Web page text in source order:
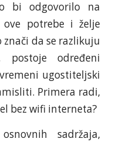
bi odgovorilo na
potrebe i želje
da se razlikuju
određeni
ugostiteljski
Primera radi,
bez wifi interneta?
sadržaja,